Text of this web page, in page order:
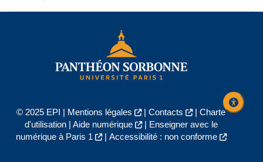
© 2025 EPI | Mentions légales | Contacts | Charte
d'utilisation| Aide numérique |
Enseigner avec le
numérique à Paris 1
| Accessibilité : non conforme